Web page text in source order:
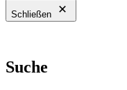
Schließen
Suche